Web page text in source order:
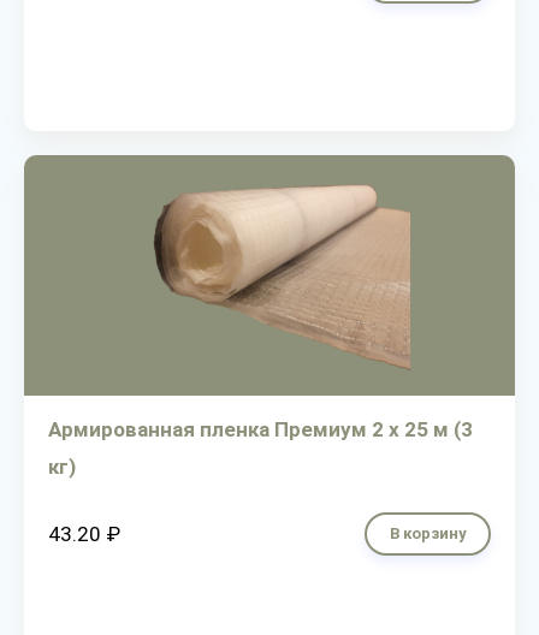
Армированная пленка Премиум 2 х 25 м (3
кг)
43.20 ₽ В корзину